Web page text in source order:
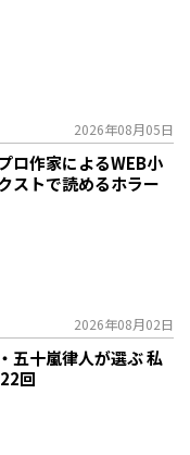
2026年08月05日
ロ作家によるWEB小
ストで読めるホラー
2026年08月02日
五十嵐律人が選ぶ 私
回